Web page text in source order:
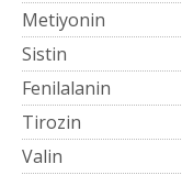
Metiyonin
Sistin
Fenilalanin
Tirozin
Valin